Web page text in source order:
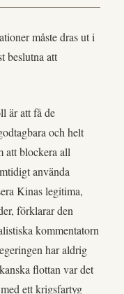
måste dras ut i
beslutna att
är att få de
och helt
att blockera all
använda
Kinas legitima,
förklarar den
kommentatorn
har aldrig
flottan var det
ett krigsfartyg